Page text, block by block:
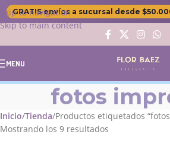
Skip to navigation
Skip to main content
GRATIS envíos a sucursal desde
MENU
fotos
Inicio Tienda Productos etiquetados
Mostrando los 9 resultados